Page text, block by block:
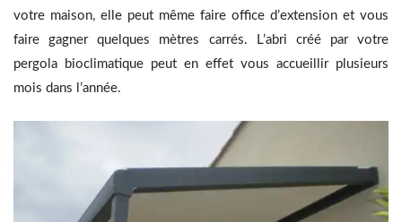
votre maison, elle peut même faire office d’extension et vous
faire gagner quelques mètres carrés. L’abri créé par votre
pergola bioclimatique peut en effet vous accueillir plusieurs
mois dans l’année.